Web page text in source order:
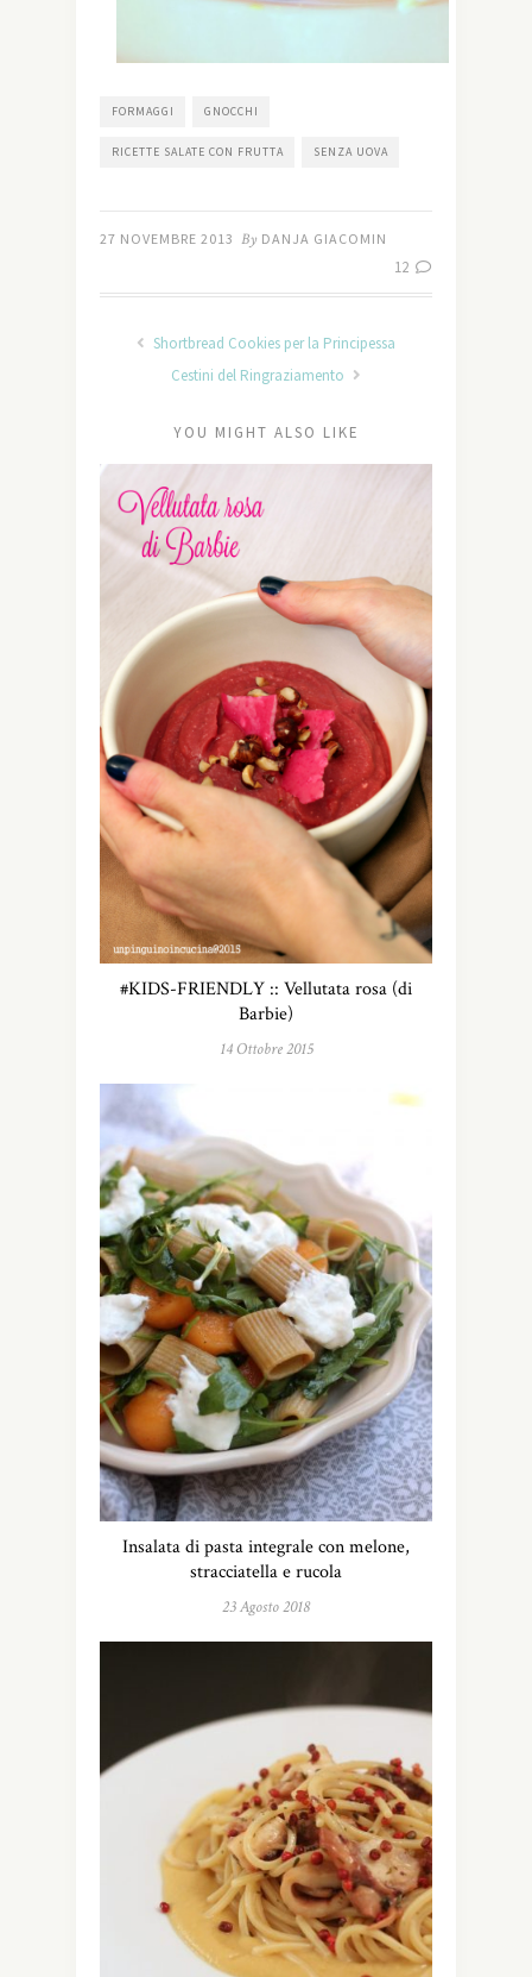
FORMAGGI GNOCCHI
RICETTE SALATE CON FRUTTA SENZA UOVA
27 NOVEMBRE 2013 By DANJA GIACOMIN
12
Shortbread Cookies per la Principessa
Cestini del Ringraziamento
YOU MIGHT ALSO LIKE
#KIDS-FRIENDLY :: Vellutata rosa (di
Barbie)
14 Ottobre 2015
Insalata di pasta integrale con melone,
stracciatella e rucola
23 Agosto 2018